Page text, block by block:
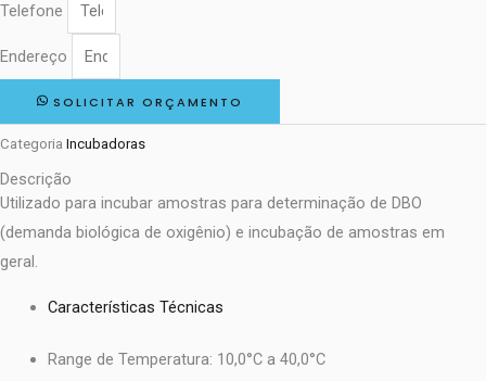
Telefone
Endereço
SOLICITAR ORÇAMENTO
Categoria Incubadoras
Descrição
Utilizado para incubar amostras para determinação de DBO
(demanda biológica de oxigênio) e incubação de amostras em
geral.
Características Técnicas
Range de Temperatura: 10,0°C a 40,0°C